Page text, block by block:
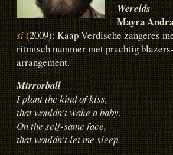
Werelds
Mayra
si(2009): Kaap Verdische zangeres
ritmisch nummer met prachtig
arrangement.
Mirrorball
I plant the kind of kiss,
that wouldn’t wake a baby.
On the self-same face,
that wouldn’t let me sleep.